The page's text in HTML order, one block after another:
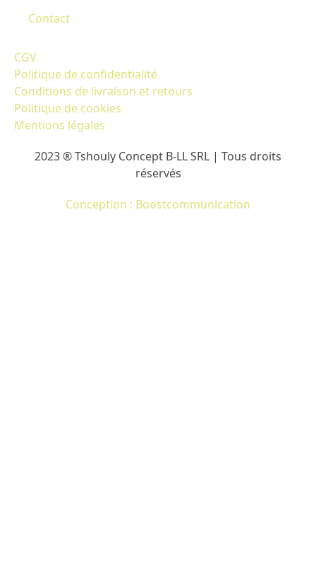
Contact
CGV
Politique de confidentialité
Conditions de livraison et retours
Politique de cookies
Mentions légales
2023 ® Tshouly Concept B-LL SRL | Tous droits
réservés
Conception : Boostcommunication